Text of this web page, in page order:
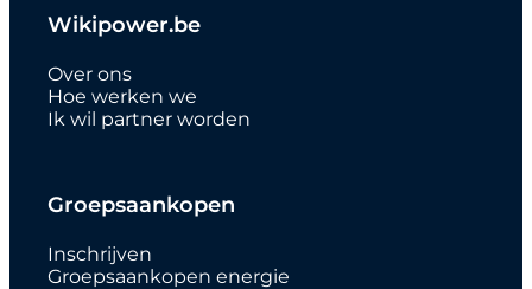
Wikipower.be
Over ons
Hoe werken we
Ik wil partner worden
Groepsaankopen
Inschrijven
Groepsaankopen energie